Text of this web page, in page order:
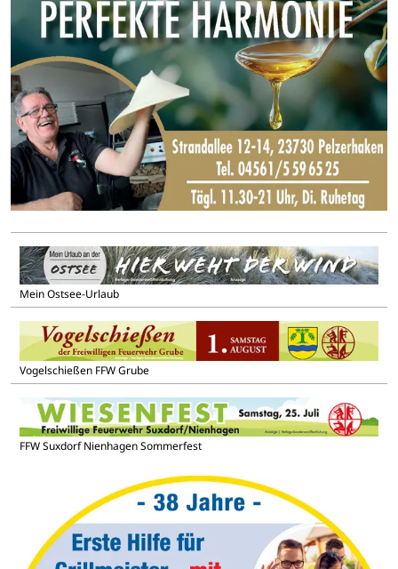
Mein Ostsee-Urlaub
Vogelschießen FFW Grube
FFW Suxdorf Nienhagen Sommerfest